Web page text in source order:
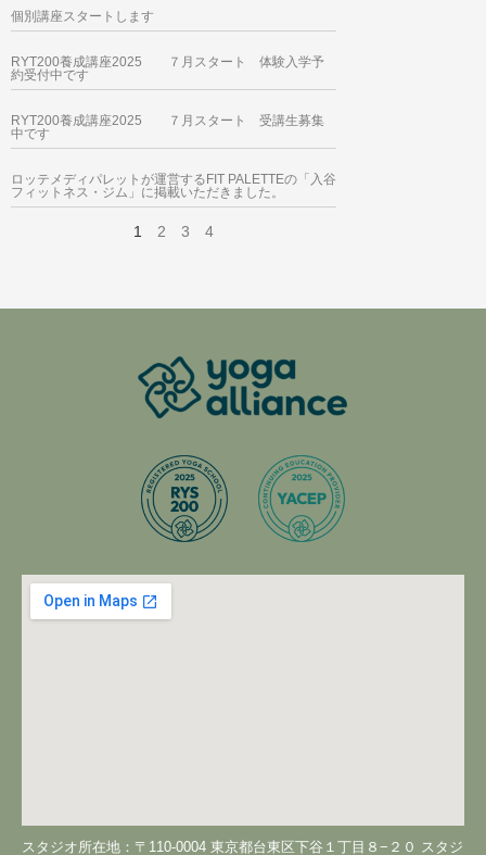
個別講座スタートします
RYT200養成講座2025 ７月スタート 体験入学予
約受付中です
RYT200養成講座2025 ７月スタート 受講生募集
中です
ロッテメディパレットが運営するFIT PALETTEの「入谷
フィットネス・ジム」に掲載いただきました。
1 2 3 4
スタジオ所在地：〒110-0004 東京都台東区下谷１丁目８−２０ スタジ